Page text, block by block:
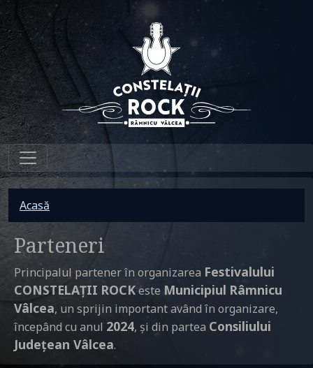
Sari la conținutul principal
Breadcrumb
Acasă
Parteneri
Principalul partener în organizarea Festivalului
CONSTELAȚII ROCKeste Municipiul Râmnicu
Vâlcea, un sprijin important având în organizare,
începând cu anul 2024, și din partea Consiliului
Județean Vâlcea.